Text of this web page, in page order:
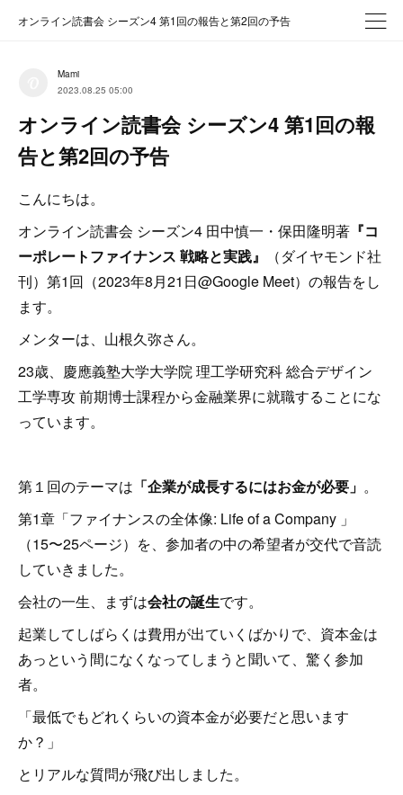
オンライン読書会 シーズン4 第1回の報告と第2回の予告
Mami
2023.08.25 05:00
オンライン読書会 シーズン4 第1回の報
告と第2回の予告
こんにちは。
オンライン読書会 シーズン4 田中慎一・保田隆明著 『コ
ーポレートファイナンス 戦略と実践』
（ダイヤモンド社
刊）第1回（2023年8月21日@Google Meet）の報告をし
ます。
メンターは、山根久弥さん。
23歳、慶應義塾大学大学院 理工学研究科 総合デザイン
工学専攻 前期博士課程から金融業界に就職することにな
っています。
第１回のテーマは 「企業が成長するにはお金が必要」 。
第1章「ファイナンスの全体像: Life of a Company 」
（15〜25ページ）を、参加者の中の希望者が交代で音読
していきました。
会社の一生、まずは会社の誕生です。
起業してしばらくは費用が出ていくばかりで、資本金は
あっという間になくなってしまうと聞いて、驚く参加
者。
「最低でもどれくらいの資本金が必要だと思います
か？」
とリアルな質問が飛び出しました。